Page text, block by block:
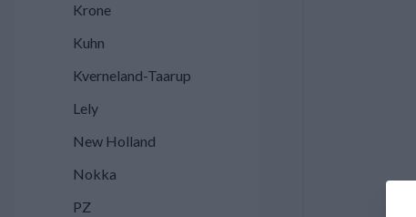
Krone
Kuhn
Kverneland-Taarup
Lely
New Holland
Nokka
PZ